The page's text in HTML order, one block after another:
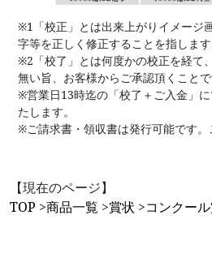
※1「校正」とは出来上がりイメージ
字等を正しく修正することを指します
※2「校了」とは何度かの校正を経て
無い旨、お客様からご承認頂くことで
※営業日13時迄の「校了＋ご入金」
たします。
※ご請求書・領収書は発行可能です。
【現在のページ】
TOP >商品一覧 >賞状 >コンクー